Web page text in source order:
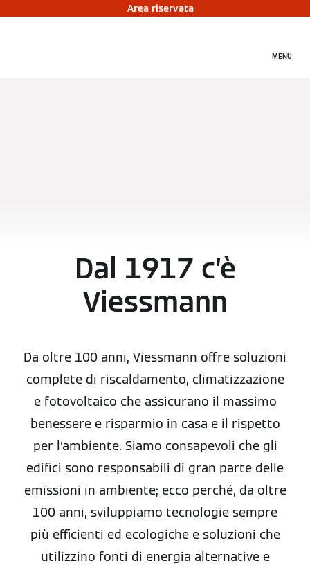
Area riservata
MENU
Dal 1917 c’è
Viessmann
Da oltre 100 anni, Viessmann offre soluzioni
complete di riscaldamento, climatizzazione
e fotovoltaico che assicurano il massimo
benessere e risparmio in casa e il rispetto
per l’ambiente. Siamo consapevoli che gli
edifici sono responsabili di gran parte delle
emissioni in ambiente; ecco perché, da oltre
100 anni, sviluppiamo tecnologie sempre
più efficienti ed ecologiche e soluzioni che
utilizzino fonti di energia alternative e